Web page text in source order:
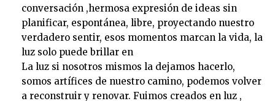
conversación ,hermosa expresión de ideas sin
planificar, espontánea, libre, proyectando nuestro
verdadero sentir, esos momentos marcan la vida, la
luz solo puede brillar en
La luz si nosotros mismos la dejamos hacerlo,
somos artífices de nuestro camino, podemos volver
a reconstruir y renovar. Fuimos creados en luz ,